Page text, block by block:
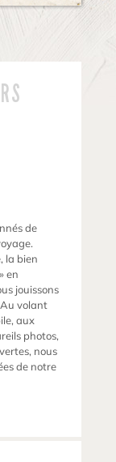
de
la bien
en
jouissons
volant
aux
photos,
nous
de notre